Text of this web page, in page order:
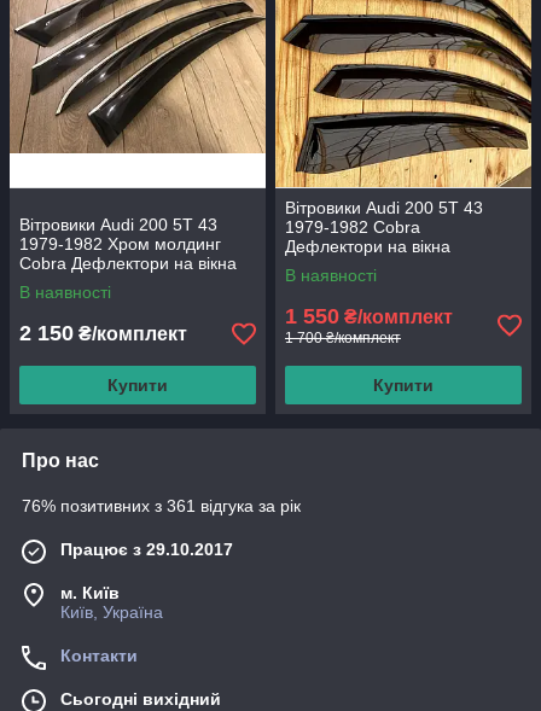
Вітровики Audi 200 5T 43
1979-1982 Хром молдинг
Cobra Дефлектори на вікна
В наявності
2 150 ₴/комплект
Купити
Вітровики Audi 200 5T 43
1979-1982 Cobra
Дефлектори на вікна
В наявності
1 550 ₴/комплект
1 700 ₴/комплект
Купити
Про нас
76% позитивних з 361 відгука за рік
Працює з 29.10.2017
м. Київ
Київ, Україна
Контакти
Сьогодні вихідний